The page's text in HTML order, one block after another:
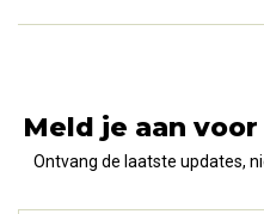
Meld je aan
Ontvang de laatste updates,